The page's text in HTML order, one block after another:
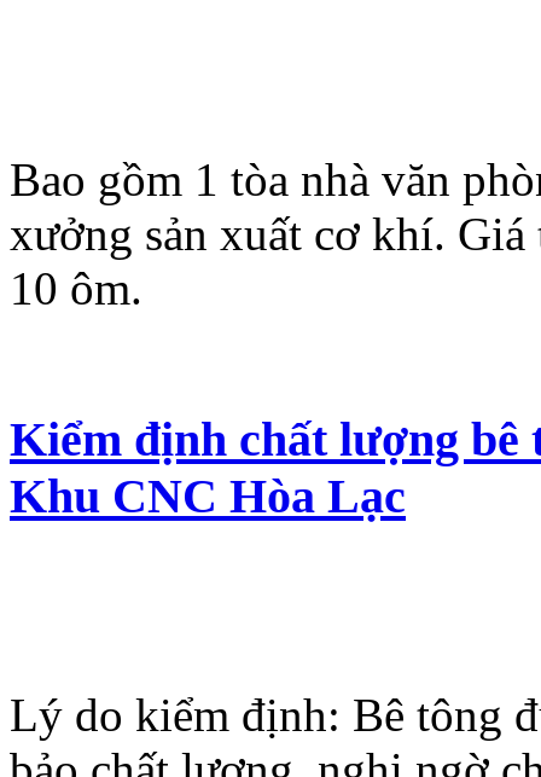
Bao gồm 1 tòa nhà văn
xưởng sản xuất cơ khí.
10 ôm.
Kiểm định chất lượng bê
Khu CNC Hòa Lạc
Lý do kiểm định: Bê tông